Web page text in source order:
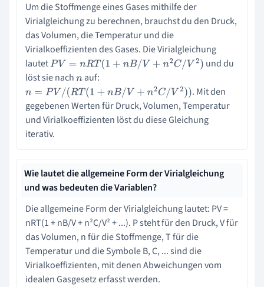
Um die Stoffmenge eines Gases mithilfe der
Virialgleichung zu berechnen, brauchst du den Druck,
das Volumen, die Temperatur und die
Virialkoeffizienten des Gases. Die Virialgleichung
lautetPV=nRT(1+nB/V +n 2C/V2)
und du
löst sie nachnauf:
n=PV /(RT(1+nB/V+n2C/V2))
. Mit den
gegebenen Werten für Druck, Volumen, Temperatur
und Virialkoeffizienten löst du diese Gleichung
iterativ.
Wie lautet die allgemeine Form der Virialgleichung
und was bedeuten die Variablen?
Die allgemeine Form der Virialgleichung lautet: PV =
nRT(1 + nB/V + n²C/V² + ...). P steht für den Druck, V für
das Volumen, n für die Stoffmenge, T für die
Temperatur und die Symbole B, C, ... sind die
Virialkoeffizienten, mit denen Abweichungen vom
idealen Gasgesetz erfasst werden.